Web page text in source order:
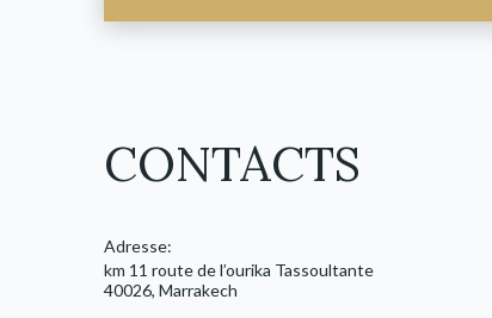
CONTACTS
Adresse:
km 11 route de l’ourika Tassoultante
40026, Marrakech